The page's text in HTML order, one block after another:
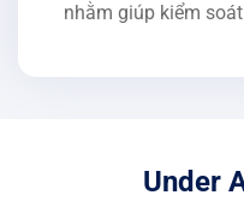
nhằm giúp kiểm
Under